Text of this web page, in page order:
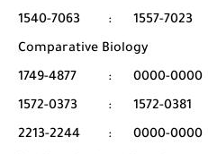
1540-7063
: 1557-7023
Comparative Biology
1749-4877
: 0000-0000
1572-0373
: 1572-0381
2213-2244
: 0000-0000